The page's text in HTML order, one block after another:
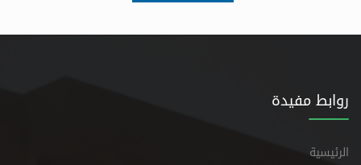
روابط مفيدة
الرئيسية